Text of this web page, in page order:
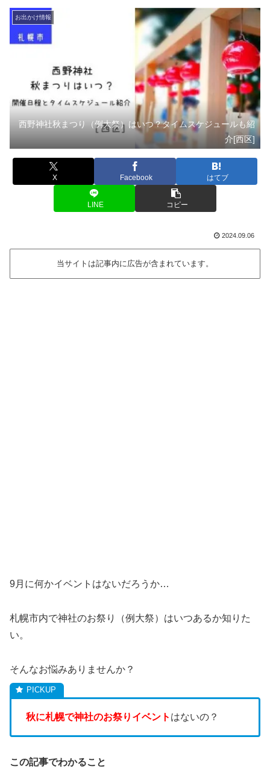
お出かけ情報
西野神社秋まつり（例大祭）はいつ？タイムスケジュールも紹
介[西区]
X Facebook はてブ
LINE コピー
2024.09.06
当サイトは記事内に広告が含まれています。
9月に何かイベントはないだろうか…
札幌市内で神社のお祭り（例大祭）はいつあるか知りた
い。
そんなお悩みありませんか？
秋に札幌で神社のお祭りイベント はないの？
この記事でわかること